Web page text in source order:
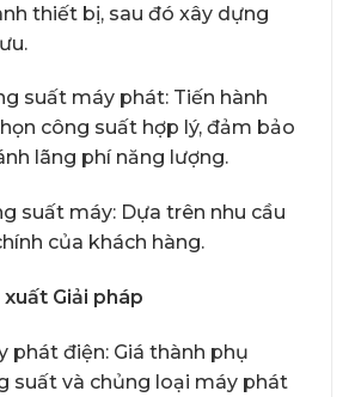
thiết bị, sau đó xây dựng
suất máy phát: Tiến hành
công suất hợp lý, đảm bảo
lãng phí năng lượng.
suất máy: Dựa trên nhu cầu
của khách hàng.
Giải pháp
phát điện: Giá thành phụ
suất và chủng loại máy phát